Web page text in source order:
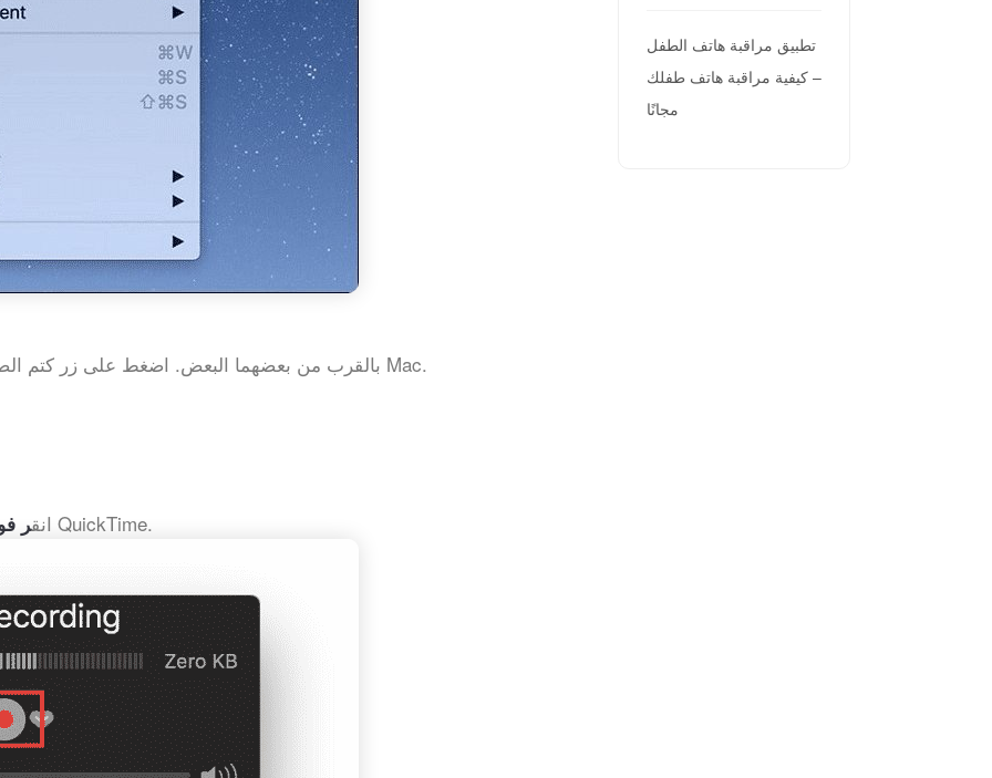
ضع جهاز Mac و iPhone بالقرب من بعضهما البعض. اضغط على زر كتم الصوت في لوحة مفاتيح Mac.
في نظام التشغيل Mac ، انقر لزر "تسجيل" في QuickTime.
تطبيق مراقبة هاتف الطفل
– كيفية مراقبة هاتف طفلك
مجانًا